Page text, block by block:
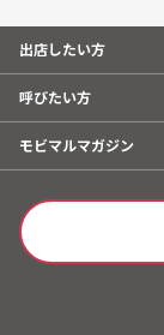
出店したい方
呼びたい方
モビマルマガジン